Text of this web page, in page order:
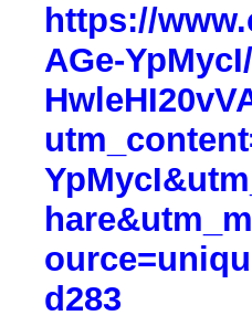
https://
AGe-
d283